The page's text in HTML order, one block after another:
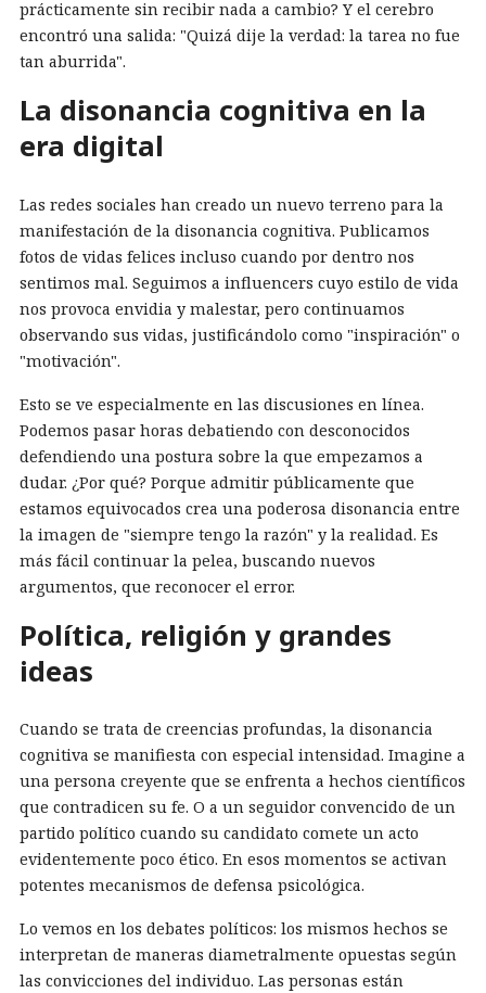
prácticamente sin recibir nada a cambio? Y el cerebro
encontró una salida: "Quizá dije la verdad: la tarea no fue
tan aburrida".
La disonancia cognitiva en la
era digital
Las redes sociales han creado un nuevo terreno para la
manifestación de la disonancia cognitiva. Publicamos
fotos de vidas felices incluso cuando por dentro nos
sentimos mal. Seguimos a influencers cuyo estilo de vida
nos provoca envidia y malestar, pero continuamos
observando sus vidas, justificándolo como "inspiración" o
"motivación".
Esto se ve especialmente en las discusiones en línea.
Podemos pasar horas debatiendo con desconocidos
defendiendo una postura sobre la que empezamos a
dudar. ¿Por qué? Porque admitir públicamente que
estamos equivocados crea una poderosa disonancia entre
la imagen de "siempre tengo la razón" y la realidad. Es
más fácil continuar la pelea, buscando nuevos
argumentos, que reconocer el error.
Política, religión y grandes
ideas
Cuando se trata de creencias profundas, la disonancia
cognitiva se manifiesta con especial intensidad. Imagine a
una persona creyente que se enfrenta a hechos científicos
que contradicen su fe. O a un seguidor convencido de un
partido político cuando su candidato comete un acto
evidentemente poco ético. En esos momentos se activan
potentes mecanismos de defensa psicológica.
Lo vemos en los debates políticos: los mismos hechos se
interpretan de maneras diametralmente opuestas según
las convicciones del individuo. Las personas están